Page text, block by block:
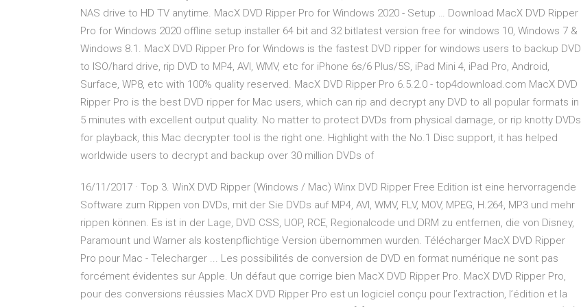
NAS drive to HD TV anytime. MacX DVD Ripper Pro for Windows 2020 - Setup … Download MacX DVD Ripper
Pro for Windows 2020 offline setup installer 64 bit and 32 bitlatest version free for windows 10, Windows 7 &
Windows 8.1. MacX DVD Ripper Pro for Windows is the fastest DVD ripper for windows users to backup DVD
to ISO/hard drive, rip DVD to MP4, AVI, WMV, etc for iPhone 6s/6 Plus/5S, iPad Mini 4, iPad Pro, Android,
Surface, WP8, etc with 100% quality reserved. MacX DVD Ripper Pro 6.5.2.0 - top4download.com MacX DVD
Ripper Pro is the best DVD ripper for Mac users, which can rip and decrypt any DVD to all popular formats in
5 minutes with excellent output quality. No matter to protect DVDs from physical damage, or rip knotty DVDs
for playback, this Mac decrypter tool is the right one. Highlight with the No.1 Disc support, it has helped
worldwide users to decrypt and backup over 30 million DVDs of
16/11/2017 · Top 3. WinX DVD Ripper (Windows / Mac) Winx DVD Ripper Free Edition ist eine hervorragende
Software zum Rippen von DVDs, mit der Sie DVDs auf MP4, AVI, WMV, FLV, MOV, MPEG, H.264, MP3 und mehr
rippen können. Es ist in der Lage, DVD CSS, UOP, RCE, Regionalcode und DRM zu entfernen, die von Disney,
Paramount und Warner als kostenpflichtige Version übernommen wurden. Télécharger MacX DVD Ripper
Pro pour Mac - Telecharger ... Les possibilités de conversion de DVD en format numérique ne sont pas
forcément évidentes sur Apple. Un défaut que corrige bien MacX DVD Ripper Pro. MacX DVD Ripper Pro,
pour des conversions réussies MacX DVD Ripper Pro est un logiciel conçu pour l’extraction, l’édition et la